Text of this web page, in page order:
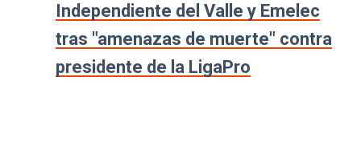
Independiente del Valle y Emelec
tras "amenazas de muerte" contra
presidente de la LigaPro